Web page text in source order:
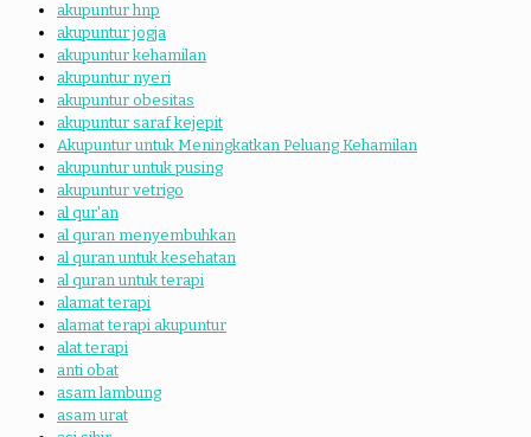
akupuntur hnp
akupuntur jogja
akupuntur kehamilan
akupuntur nyeri
akupuntur obesitas
akupuntur saraf kejepit
Akupuntur untuk Meningkatkan Peluang Kehamilan
akupuntur untuk pusing
akupuntur vetrigo
al qur'an
al quran menyembuhkan
al quran untuk kesehatan
al quran untuk terapi
alamat terapi
alamat terapi akupuntur
alat terapi
anti obat
asam lambung
asam urat